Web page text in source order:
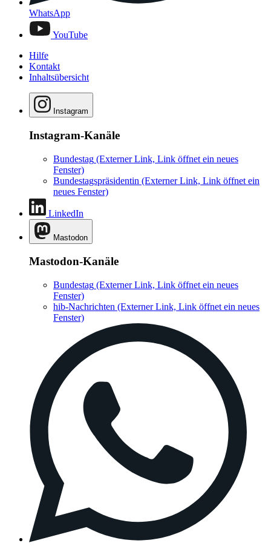
WhatsApp
YouTube
Hilfe
Kontakt
Inhaltsübersicht
Instagram
Instagram-Kanäle
Bundestag (Externer Link, Link öffnet ein neues
Fenster)
Bundestagspräsidentin (Externer Link, Link öffnet ein
neues Fenster)
LinkedIn
Mastodon
Mastodon-Kanäle
Bundestag (Externer Link, Link öffnet ein neues
Fenster)
hib-Nachrichten (Externer Link, Link öffnet ein neues
Fenster)